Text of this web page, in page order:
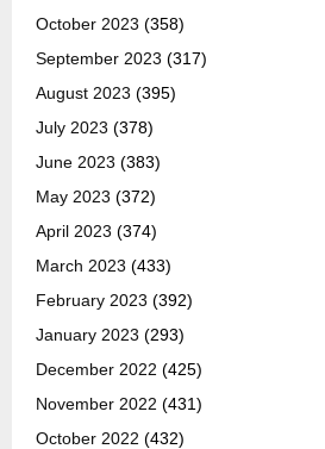
October 2023 (358)
September 2023 (317)
August 2023 (395)
July 2023 (378)
June 2023 (383)
May 2023 (372)
April 2023 (374)
March 2023 (433)
February 2023 (392)
January 2023 (293)
December 2022 (425)
November 2022 (431)
October 2022 (432)